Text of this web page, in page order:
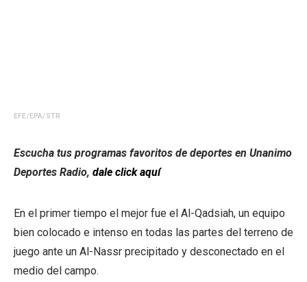
EFE/EPA/STR
Escucha tus programas favoritos de deportes en Unanimo
Deportes Radio, dale click aquí
En el primer tiempo el mejor fue el Al-Qadsiah, un equipo
bien colocado e intenso en todas las partes del terreno de
juego ante un Al-Nassr precipitado y desconectado en el
medio del campo.